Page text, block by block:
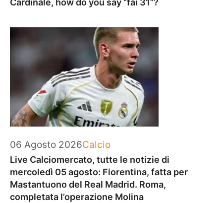
Cardinale, how do you say “fai 31”?
06 Agosto 2026Categorie
Calcio
Live Calciomercato, tutte le notizie di
mercoledì 05 agosto: Fiorentina, fatta per
Mastantuono del Real Madrid. Roma,
completata l’operazione Molina